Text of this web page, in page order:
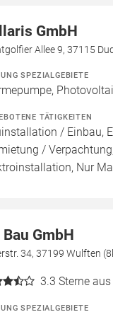
GmbH
Allee 9, 37115
SPEZIALGEBIETE
TÄTIGKEITEN
/ Einbau,
/
Nur
Bau GmbH
34, 37199 Wulften
3.3 Sterne
SPEZIALGEBIETE